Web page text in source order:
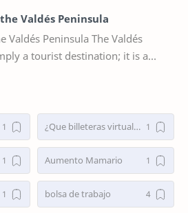
Valdés Peninsula
Peninsula The Valdés
a tourist destination; it is a
¿Que billeteras virtuales dan préstamos personales en Argentina?
Aumento Mamario
bolsa de trabajo